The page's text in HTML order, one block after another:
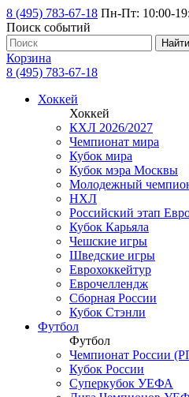
8 (495) 783-67-18 Пн-Пт: 10:00-
Поиск событий
Найти
Корзина
8 (495) 783-67-18
Хоккей
Хоккей
КХЛ 2026/2027
Чемпионат мира
Кубок мира
Кубок мэра Москвы
Молодежный
НХЛ
Российский этап
Кубок Карьяла
Чешские игры
Шведские игры
Еврохоккейтур
Еврочеллендж
Сборная России
Кубок Стэнли
Футбол
Футбол
Чемпионат России
Кубок России
Суперкубок УЕФА